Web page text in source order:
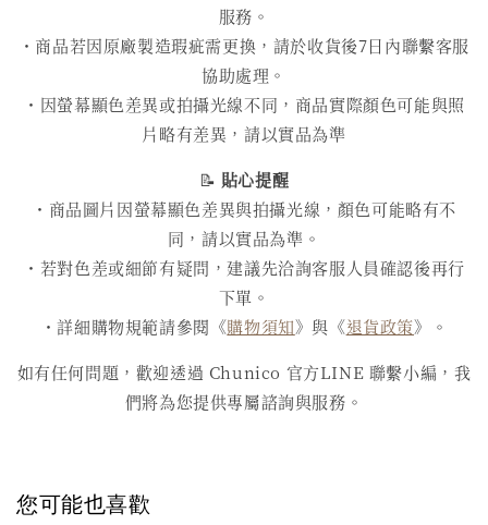
服務。
・商品若因原廠製造瑕疵需更換，請於收貨後7日內聯繫客服
協助處理。
・因螢幕顯色差異或拍攝光線不同，商品實際顏色可能與照
片略有差異，請以實品為準
📝 貼心提醒
・商品圖片因螢幕顯色差異與拍攝光線，顏色可能略有不
同，請以實品為準。
・若對色差或細節有疑問，建議先洽詢客服人員確認後再行
下單。
・詳細購物規範請參閱《購物須知》與《退貨政策》。
如有任何問題，歡迎透過 Chunico 官方LINE 聯繫小編，我
們將為您提供專屬諮詢與服務。
您可能也喜歡